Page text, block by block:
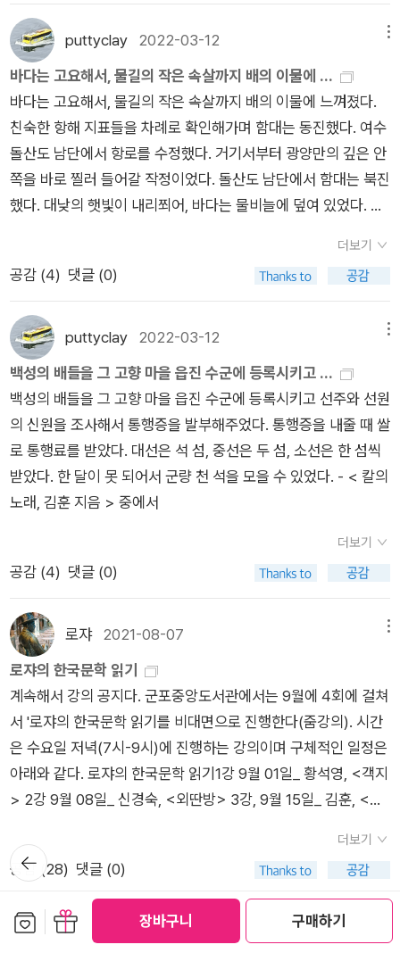
장바구니 구매하기
의 문제라고 생각하는 것이죠. 젊은 여러분들도 그 시대에 매몰되
어 있는 거죠.
두 그룹으로 나눌 수 있는데, 한 그룹이 계급 투쟁에 동참하여 계
급적 시를 썼다면, 다른 그룹은 근대 문물에 관심을 보이며 도시
에서의 삶을 노래했다. 이와 달리 백석은 ‘대대로 나며 죽으며’ 한
곳에 발붙이고 살아가는 어촌이나 산골 사람들의 삶을 노래했다.
이러한 그의 시에는 유독 음식이 자주 등장한다. 눈이 수북이 와
서 토끼나 산꿩이라도 잡히는 날 온 마을 사람들이 함께 먹는 국
수, 털이 드문드문한 돼지고기, 이름도 낯선 무징게국, 흰밥에 얹
어 먹는 흰 가자미 등등. 어쩌자고 백석은 음식 따위에 관심을 갖
한 옛날 한가하고 즐겁든 세월로부터실 같은 봄비 속을 타는 듯한
녀름볕 속을 지나서 들쿠레한 구시월 갈바람 속을 지나서대대로
지나서 텁텁한 꿈을 지나서지붕에 마당에 우물둔덩에 함박눈이
푹푹 쌓이는 여늬 하로밤아배 앞에 그 어린 아들 앞에 아배 앞에
는 왕사발에 아들 앞에는 새끼사발에 그득히 사리워 오는 것이다
이것은 그 곰의 잔등에 업혀서 길여났다는 먼 옛적 큰마니가또 그
집등색이 서서 자채기를 하면 산넘엣 마을까지 들렸다는 먼 옛적
큰 아바지가 오는 것같이 오는 것이다아, 이 반가운 것은 무엇인
가이 희수무레하고 부드럽고 수수하고 슴슴한 것은 무엇인가―
백석, ｢국수｣ 중.국수에는 ‘대대로 나며 죽으며 죽으며 나며 하는
이 마을 사람들’의 ‘으젓한 마음’이 담겨 있다. 이러한 국수를 먹
는 행위는 ‘곰의 잔등에 업혀서 길여났다는 먼 옛적 큰마니’나 ‘재
채기를 하면 산넘엣 마을까지 들렸다는 먼 옛적 큰 아바지’를 대
면하는 일과도 같다. 백석은 한때를 때워야 하는 끼니의 차원이
아니라 누대의 걸친 조상들과 소통할 수 있게 하는 것이 음식이라
고 말하며, 우리 일상과 너무도 밀접해 있어서 관심 밖이었던 음
식을 격상시켜 놓는다. 백석이 살던 시대에 음식은 삶의 변두리
로 밀려나 있었다면, 오늘날의 음식이나 요리는 지나친 관심을 받
고 있다. 예능 프로그램만 봐도 알 수 있다. 연예인들이 모여 요리
하는 프로그램, 먹보 개그맨들이 출연하여 개걸스럽게 음식을 먹
는 프로그램, 미혼이거나 돌싱인 연예인이 지지리 궁상을 떨면서
에서 살아가기 위해서는 자신의 시그니처 요리 하나쯤은 가지고
있어야 한다. 그게 아니라면 적어도 음식에 대한 지식이나 자신이
먹은 음식을 맛깔스럽게 표현을 할 수 있을 정도의 교양은 갖추어
야 한다. 그런 당신을 위해 두 부류의 책을 추천하고자 한다. 하나
서울 의금부의 일들은 다 잊어버리게. 무인이란 본래 그래야 하
네. (지랄하네. 본래 그래야 하는게 어디있는데…)내가 적을 이길
수 있는 조건들은 적에게 있을 것이었고, 적이 나를 이길 수 있는
조건들은 나에게 있을 것이었다.사지에서는 살길이 없음을 알아
야 한다. 그것이 아마도 살 길이다. 살 길과 죽을 길이 다르지 않
다.지나간 모든 끼니는 닥쳐올 단 한 끼니 앞에서 무효였다. 먹은
끼니나 먹지 못한 끼니나, 지나간 끼니는 닥쳐올 끼니를 해결할
수 없었다. 다가오는 끼니를 피할 수는 없었다. 끼니를 건너뛰어
앞당길 수도 없었고 옆으로 밀쳐낼 수도 없었다.네가 백성을 온전
puttyclay 2022-03-12
바다는 고요해서, 물길의 작은 속살까지 배의 이물에 ...
바다는 고요해서, 물길의 작은 속살까지 배의 이물에 느껴졌다.
친숙한 항해 지표들을 차례로 확인해가며 함대는 동진했다. 여수
돌산도 남단에서 항로를 수정했다. 거기서부터 광양만의 깊은 안
쪽을 바로 찔러 들어갈 작정이었다. 돌산도 남단에서 함대는 북진
했다. 대낮의 햇빛이 내리쬐어, 바다는 물비늘에 덮여 있었다. 다
명멸했다. 저녁 밀물에 맞추어 적의 기지를 겨누는 함대는 빠르게
북진했다. 돌산도 남단에서 전 함대의 격군을 교대시켰다. 삼렬종
대의 후미가 내 몸에서 너무 멀게 느껴졌다. 돌산도 남단에서 대
열을 오열종대로 바꾸어 후미를 당겼다. 나는 대열의 선두에서 나
아갔다. - < 칼의 노래, 김훈 지음 > 중에서
더보기
공감 (4) 댓글 (0)
puttyclay 2022-03-12
백성의 배들을 그 고향 마을 읍진 수군에 등록시키고 ...
백성의 배들을 그 고향 마을 읍진 수군에 등록시키고 선주와 선원
의 신원을 조사해서 통행증을 발부해주었다. 통행증을 내줄 때 쌀
로 통행료를 받았다. 대선은 석 섬, 중선은 두 섬, 소선은 한 섬씩
받았다. 한 달이 못 되어서 군량 천 석을 모을 수 있었다. - < 칼의
노래, 김훈 지음 > 중에서
더보기
공감 (4) 댓글 (0)
로쟈2021-08-07
로쟈의 한국문학 읽기
계속해서 강의 공지다. 군포중앙도서관에서는 9월에 4회에 걸쳐
서 '로쟈의 한국문학 읽기를 비대면으로 진행한다(줌강의). 시간
은 수요일 저녁(7시-9시)에 진행하는 강의이며 구체적인 일정은
아래와 같다. 로쟈의 한국문학 읽기1강 9월 01일_ 황석영, <객지
> 2강 9월 08일_ 신경숙, <외딴방> 3강, 9월 15일_ 김훈, <칼
더보기
공감 (28) 댓글 (0)
바람돌이 2021-03-07
뒤로가
기